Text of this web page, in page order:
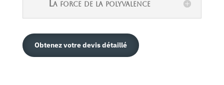
La force de la polyvalence
Obtenez votre devis détaillé